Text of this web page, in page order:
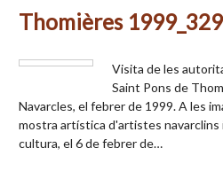
Thomières
Visita de les
Saint Pons de
Navarcles, el febrer de 1999. A les
mostra artística d'artistes navarclins
cultura, el 6 de febrer de…